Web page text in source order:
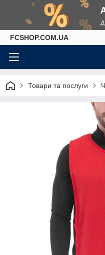
FCSHOP.COM.UA
Товари та послуги